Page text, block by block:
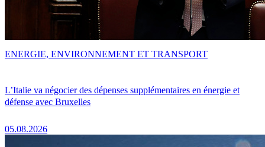
L’Italie va négocier des dépenses supplémentaires en énergie et
défense avec Bruxelles
05.08.2026
ENERGIE, ENVIRONNEMENT ET TRANSPORT